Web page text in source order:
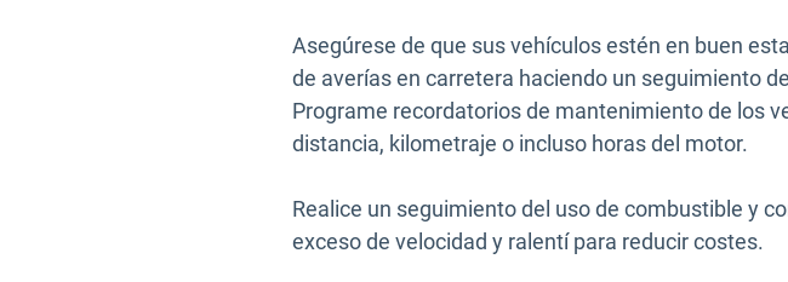
Asegúrese de que sus vehículos estén en buen
de averías en carretera haciendo un seguimiento
Programe recordatorios de mantenimiento de los
distancia, kilometraje o incluso horas del motor.
Realice un seguimiento del uso de combustible y
exceso de velocidad y ralentí para reducir costes.